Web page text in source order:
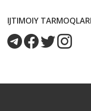
IJTIMOIY